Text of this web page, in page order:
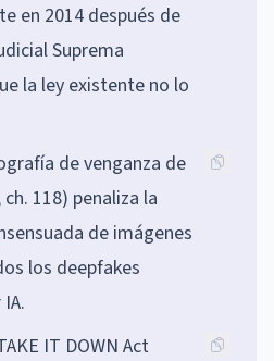
en 2014 después de
Suprema
la ley existente no lo
de venganza de
118) penaliza la
de imágenes
los deepfakes
IT DOWN Act